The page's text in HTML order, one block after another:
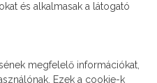
és alkalmasak a látogató
megfelelő információkat,
Ezek a cookie-k